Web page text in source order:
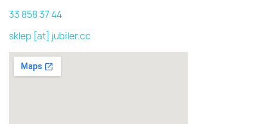
33 858 37 44
sklep [at] jubiler.cc